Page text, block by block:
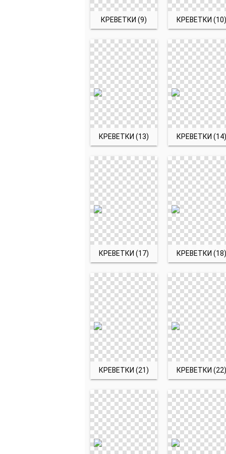
КРЕВЕТКИ (9) КРЕВЕТКИ (10)
КРЕВЕТКИ (13) КРЕВЕТКИ (14)
КРЕВЕТКИ (17) КРЕВЕТКИ (18)
КРЕВЕТКИ (21) КРЕВЕТКИ (22)